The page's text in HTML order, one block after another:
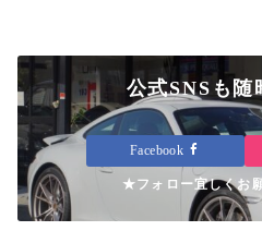
公式SNSも随
Facebook
★フォロー宜しくお